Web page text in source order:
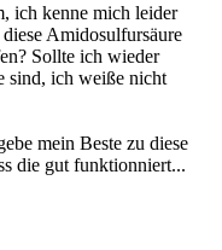
ich kenne mich leider
Amidosulfursäure
Sollte ich wieder
sind, ich weiße nicht
mein Beste zu diese
die gut funktionniert...